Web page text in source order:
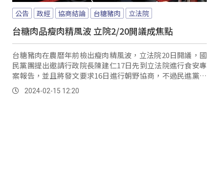
公告 政經 協商結論 台糖豬肉 立法院
台糖肉品瘦肉精風波 立院2/20開議成焦點
台糖豬肉在農曆年前檢出瘦肉精風波，立法院20日開議，國
民黨團提出邀請行政院長陳建仁17日先到立法院進行食安專
案報告，並且將發文要求16日進行朝野協商，不過民進黨團
總召柯建銘認為國民黨團不懂程序，協商可能破局。
2024-02-15 12:20